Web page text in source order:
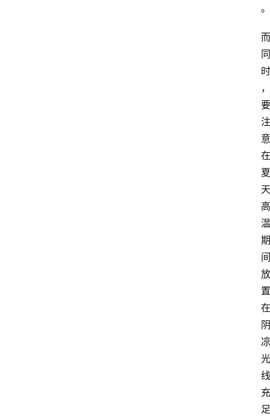
。
而
同
时
，
要
注
意
在
夏
天
高
温
期
间
放
置
在
阴
凉
光
线
充
足